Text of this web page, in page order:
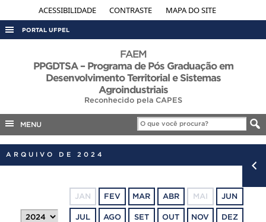
ACESSIBILIDADE CONTRASTE MAPA DO SITE
PORTAL UFPEL
AUDITORIA
INTERNACIONAL
TELEFONES
FAEM
PPGDTSA – Programa de Pós Graduação em
Desenvolvimento Territorial e Sistemas
Agroindustriais
Reconhecido pela CAPES
MENU
ARQUIVO DE 2024
JAN FEV MAR ABR MAI JUN
JUL AGO SET OUT NOV DEZ